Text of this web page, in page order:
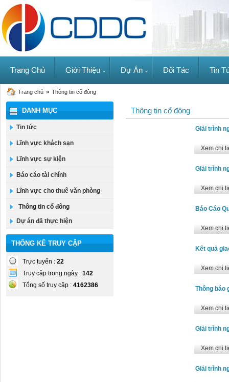
Trang Chủ Giới Thiệu Dự Án Đối Tác Tin
Trang chủ » Thông tin cổ đông
DANH MỤC
Tin tức
Lĩnh vực khách sạn
Lĩnh vực sự kiện
Báo cáo tài chính
Lĩnh vực cho thuê văn phòng
Thông tin cổ đông
Dự án đã thực hiện
THỐNG KÊ TRUY CẬP
Trực tuyến : 22
Truy cập trong ngày : 142
Tổng số truy cập : 4162386
Thông tin cổ đông
Giải trình
Xem chi
Giải trình
Xem chi
Báo Cáo
Xem chi
Kết quả
Xem chi
Thông báo
Xem chi
Giải trình
Xem chi
Giải trình